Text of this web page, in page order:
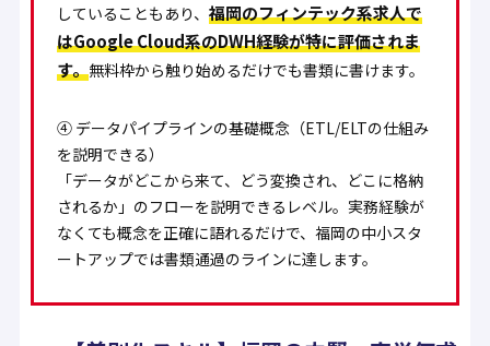
していることもあり、 福岡のフィンテック系求人で
はGoogle Cloud系のDWH経験が特に評価されま
す。無料枠から触り始めるだけでも書類に書けます。
④ データパイプラインの基礎概念（ETL/ELTの仕組み
を説明できる）
「データがどこから来て、どう変換され、どこに格納
されるか」のフローを説明できるレベル。実務経験が
なくても概念を正確に語れるだけで、福岡の中小スタ
ートアップでは書類通過のラインに達します。